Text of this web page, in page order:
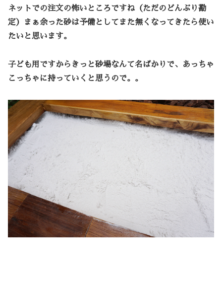
ネットでの注文の怖いところですね（ただのどんぶり勘
定）まぁ余った砂は予備としてまた無くなってきたら使い
たいと思います。
子ども用ですからきっと砂場なんて名ばかりで、あっちゃ
こっちゃに持っていくと思うので。。